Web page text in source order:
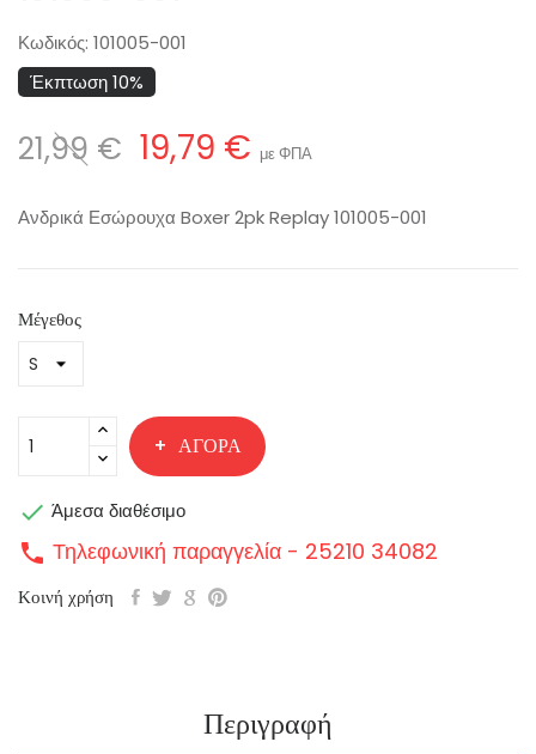
Κωδικός: 101005-001
Έκπτωση 10%
21,99 € 19,79 € με ΦΠΑ
Ανδρικά Εσώρουχα Boxer 2pk Replay 101005-001
Μέγεθος
ΑΓΟΡΆ
 Άμεσα διαθέσιμο
call Τηλεφωνική παραγγελία - 25210 34082
Κοινή χρήση
Περιγραφή